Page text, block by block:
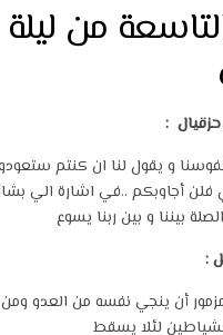
من ليلة
حزقيال :
و يقول لنا ان كنتم
فلن أجاوبكم ..في اشارة الي
بيننا و بين ربنا يسوع
:
أن ينجي نفسه من العدو
لئلا يسقط